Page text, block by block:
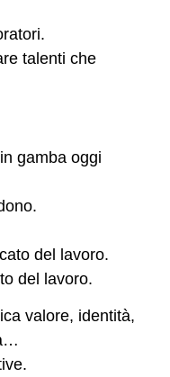
talenti che
gamba oggi
del lavoro.
del lavoro.
valore, identità,